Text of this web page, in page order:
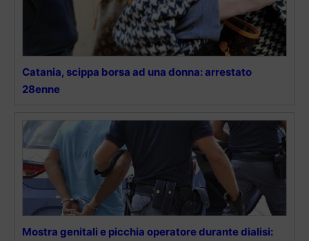
Catania, scippa borsa ad una donna: arrestato
28enne
Mostra genitali e picchia operatore durante dialisi: